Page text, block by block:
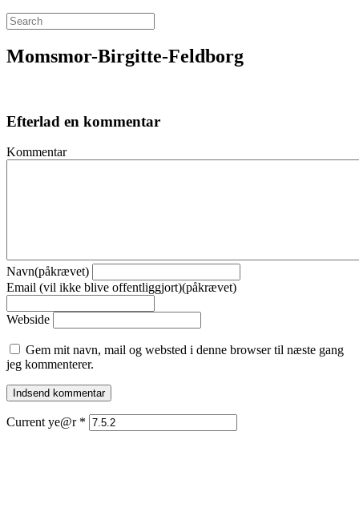
Momsmor-Birgitte-Feldborg
Efterlad en kommentar
Kommentar
Navn(påkrævet)
Email (vil ikke blive offentliggjort)(påkrævet)
Webside
Gem mit navn, mail og websted i denne browser til næste gang
jeg kommenterer.
Current ye@r *